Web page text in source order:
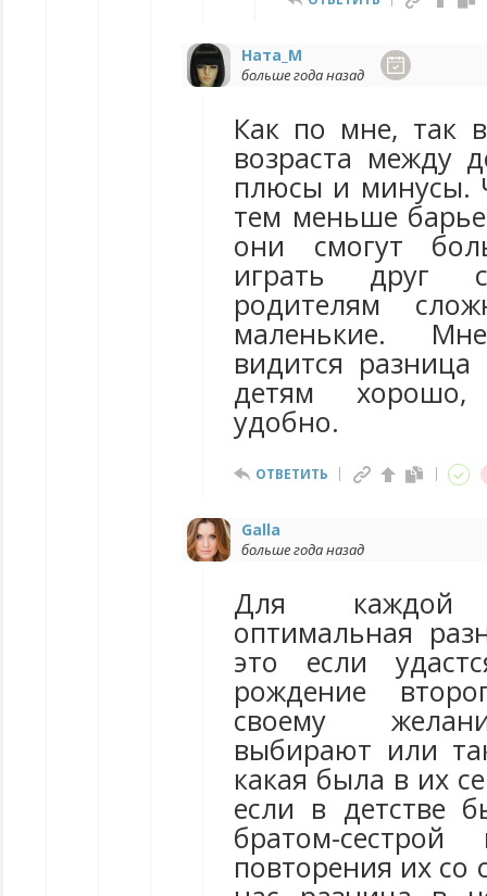
Ната_М
больше года назад
Как по мне, так
возраста между
плюсы и минусы.
тем меньше
они смогут
играть друг
родителям
маленькие.
видится
детям
удобно.
ОТВЕТИТЬ
Galla
больше года назад
Для
оптимальная
это если
рождение
своему
выбирают или
какая была в их
если в детстве
братом-
повторения их